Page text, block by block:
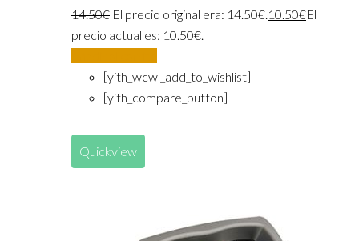
14.50€ El precio original era: 14.50€. 10.50€El
precio actual es: 10.50€.
[yith_wcwl_add_to_wishlist]
[yith_compare_button]
Quickview